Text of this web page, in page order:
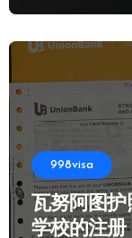
998visa
瓦努阿图
学校的注册